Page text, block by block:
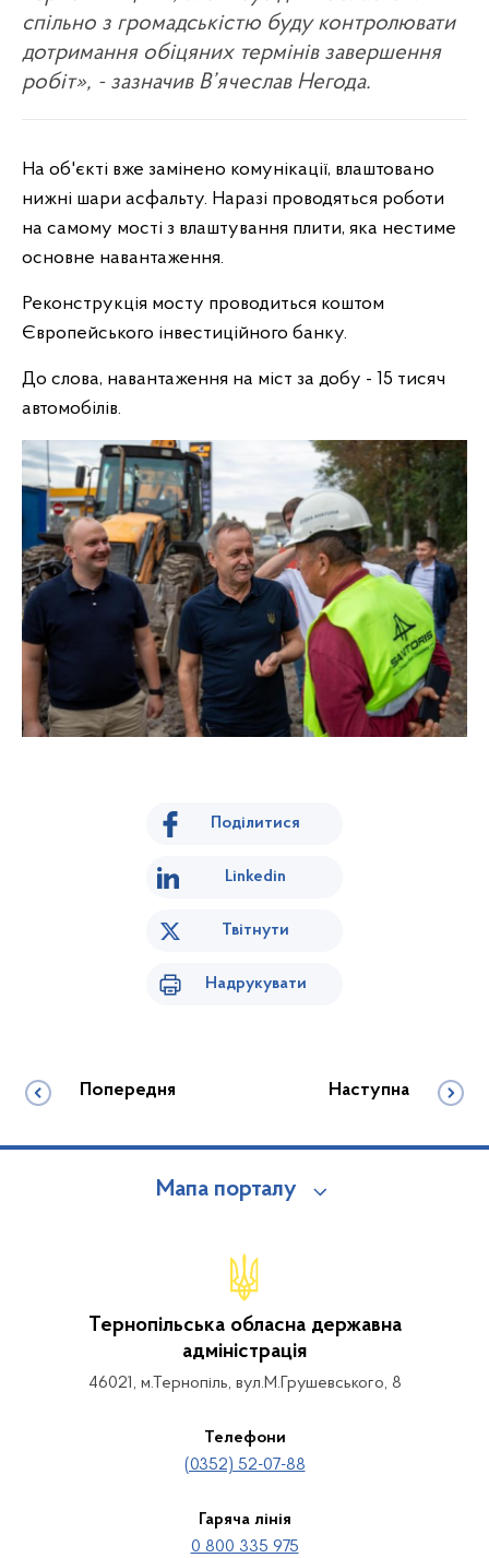
спільно з громадськістю буду контролювати
дотримання обіцяних термінів завершення
робіт», - зазначив В’ячеслав Негода.
На об'єкті вже замінено комунікації, влаштовано
нижні шари асфальту. Наразі проводяться роботи
на самому мості з влаштування плити, яка нестиме
основне навантаження.
Реконструкція мосту проводиться коштом
Європейського інвестиційного банку.
До слова, навантаження на міст за добу - 15 тисяч
автомобілів.
Поділитися
Linkedin
Твітнути
Надрукувати
Попередня Наступна
Мапа порталу
Тернопільська обласна державна
адміністрація
46021, м.Тернопіль, вул.М.Грушевського, 8
Телефони
(0352) 52-07-88
Гаряча лінія
0 800 335 975